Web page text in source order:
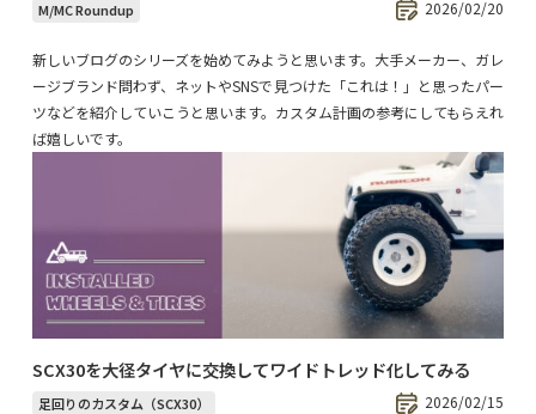
M/MC Roundup 2026/02/20
新しいブログのシリーズを始めてみようと思います。大手メーカー、ガレ
ージブランド問わず、ネットやSNSで見つけた「これは！」と思ったパー
ツなどを紹介していこうと思います。カスタム計画の参考にしてもらえれ
ば嬉しいです。
SCX30を大径タイヤに交換してワイドトレッド化してみる
足回りのカスタム（SCX30） 2026/02/15